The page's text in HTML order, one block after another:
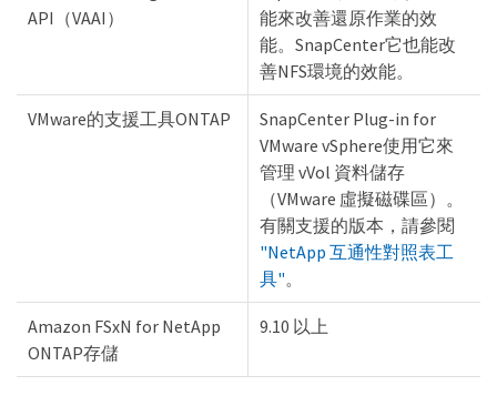
API（VAAI）
能來改善還原作業的效
能。SnapCenter它也能改
善NFS環境的效能。
VMware的支援工具ONTAP
SnapCenter Plug-in for
VMware vSphere使用它來
管理 vVol 資料儲存
（VMware 虛擬磁碟區）。
有關支援的版本，請參閱
"NetApp 互通性對照表工
具"。
Amazon FSxN for NetApp
ONTAP存儲
9.10 以上